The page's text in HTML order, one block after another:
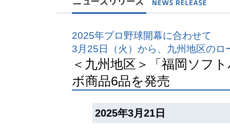
2025年プロ野球開幕に合わせて
3月25日（火）から、九州地区のロ
＜九州地区＞「福岡ソフ
ボ商品6品を発売
2025年3月21日